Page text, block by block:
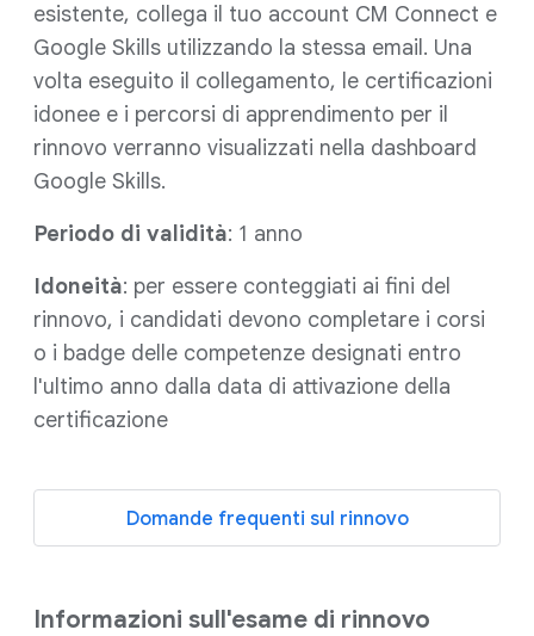
esistente, collega il tuo account CM Connect e
Google Skills utilizzando la stessa email. Una
volta eseguito il collegamento, le certificazioni
idonee e i percorsi di apprendimento per il
rinnovo verranno visualizzati nella dashboard
Google Skills.
Periodo di validità: 1 anno
Idoneità: per essere conteggiati ai fini del
rinnovo, i candidati devono completare i corsi
o i badge delle competenze designati entro
l'ultimo anno dalla data di attivazione della
certificazione
Domande frequenti sul rinnovo
Informazioni sull'esame di rinnovo